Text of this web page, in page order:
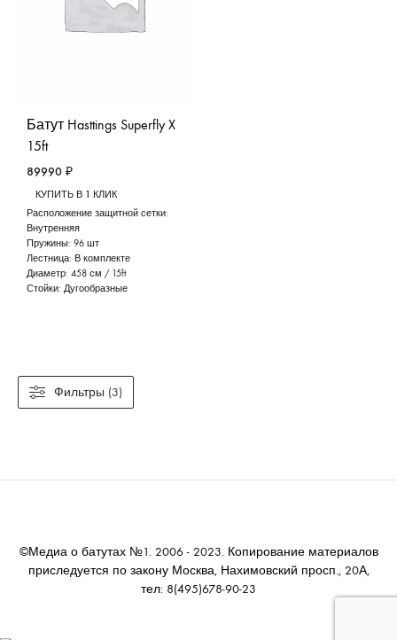
Батут Hasttings Superfly X
15ft
89990 ₽
КУПИТЬ В 1 КЛИК
Расположение защитной сетки:
Внутренняя
Пружины: 96 шт
Лестница: В комплекте
Диаметр: 458 см / 15ft
Стойки: Дугообразные
Фильтры (3)
©Медиа о батутах №1. 2006 - 2023. Копирование материалов
приследуется по закону Москва, Нахимовский просп., 20А,
тел: 8(495)678-90-23